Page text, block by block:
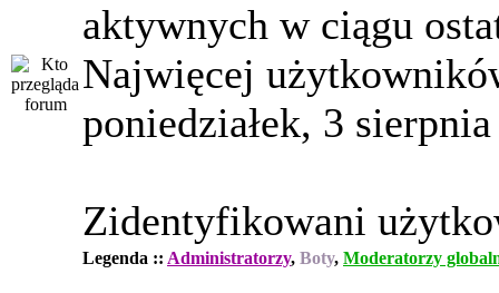
aktywnych w ciągu
Najwięcej
poniedziałek, 3
Zidentyfikowani
Legenda :: Administratorzy, Boty, Moderatorzy